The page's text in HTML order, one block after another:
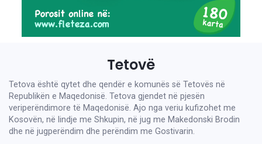
Tetovë
Tetova është qytet dhe qendër e komunës së Tetovës në
Republikën e Maqedonisë. Tetova gjendet në pjesën
veriperëndimore të Maqedonisë. Ajo nga veriu kufizohet me
Kosovën, në lindje me Shkupin, në jug me Makedonski Brodin
dhe në jugperëndim dhe perëndim me Gostivarin.